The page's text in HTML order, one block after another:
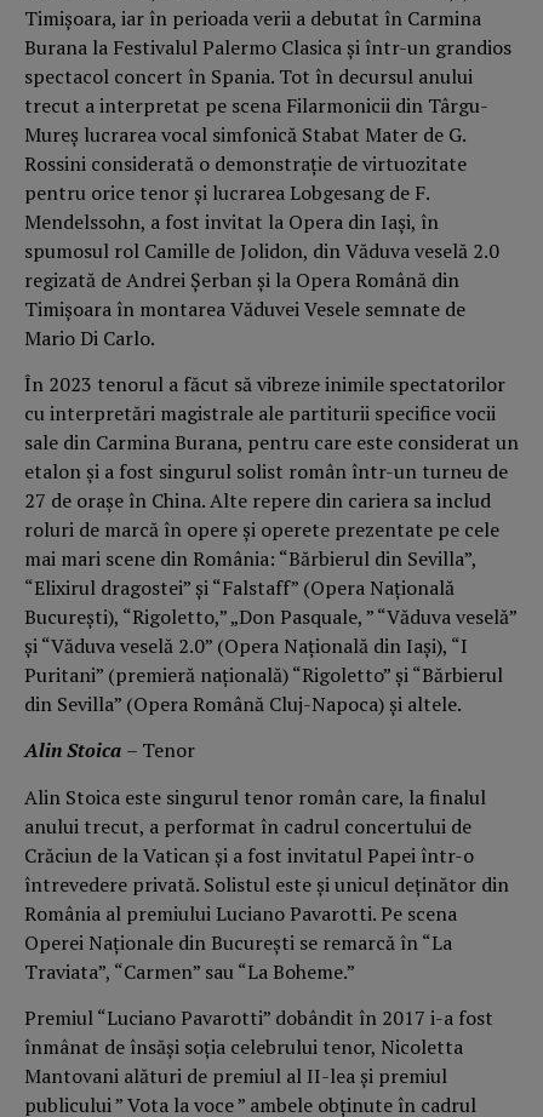
Timişoara, iar în perioada verii a debutat în Carmina
Burana la Festivalul Palermo Clasica şi într-un grandios
spectacol concert în Spania. Tot în decursul anului
trecut a interpretat pe scena Filarmonicii din Târgu-
Mureş lucrarea vocal simfonică Stabat Mater de G.
Rossini considerată o demonstraţie de virtuozitate
pentru orice tenor şi lucrarea Lobgesang de F.
Mendelssohn, a fost invitat la Opera din Iaşi, în
spumosul rol Camille de Jolidon, din Văduva veselă 2.0
regizată de Andrei Șerban şi la Opera Română din
Timişoara în montarea Văduvei Vesele semnate de
Mario Di Carlo.
În 2023 tenorul a făcut să vibreze inimile spectatorilor
cu interpretări magistrale ale partiturii specifice vocii
sale din Carmina Burana, pentru care este considerat un
etalon şi a fost singurul solist român într-un turneu de
27 de oraşe în China. Alte repere din cariera sa includ
roluri de marcă în opere şi operete prezentate pe cele
mai mari scene din România: “Bărbierul din Sevilla”,
“Elixirul dragostei” şi “Falstaff” (Opera Naţională
Bucureşti), “Rigoletto,” „Don Pasquale, ” “Văduva veselă”
şi “Văduva veselă 2.0” (Opera Naţională din Iaşi), “I
Puritani” (premieră naţională) “Rigoletto” şi “Bărbierul
din Sevilla” (Opera Română Cluj-Napoca) şi altele.
Alin Stoica – Tenor
Alin Stoica este singurul tenor român care, la finalul
anului trecut, a performat în cadrul concertului de
Crăciun de la Vatican şi a fost invitatul Papei într-o
întrevedere privată. Solistul este şi unicul deţinător din
România al premiului Luciano Pavarotti. Pe scena
Operei Naţionale din Bucureşti se remarcă în “La
Traviata”, “Carmen” sau “La Boheme.”
Premiul “Luciano Pavarotti” dobândit în 2017 i-a fost
înmânat de însăși soția celebrului tenor, Nicoletta
Mantovani alături de premiul al II-lea și premiul
publicului ” Vota la voce ” ambele obținute în cadrul